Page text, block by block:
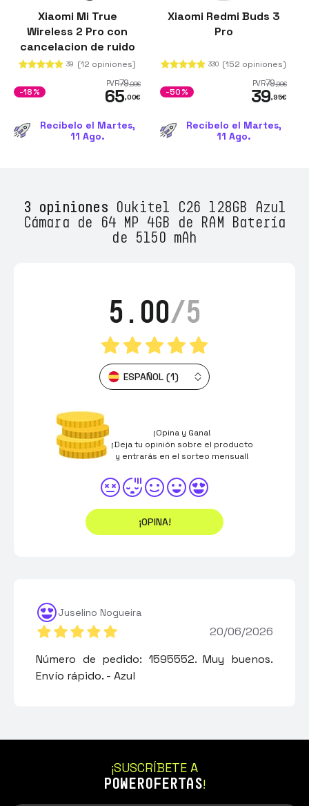
Xiaomi Mi True
Wireless 2 Pro con
cancelacion de ruido
(ANC)
39 (12 opiniones)
PVR79,00€
65,00€
-18%
Recíbelo el Martes,
11 Ago.
Xiaomi Redmi Buds 3
Pro
330 (152 opiniones)
PVR79,99€
39,95€
-50%
Recíbelo el Martes,
11 Ago.
3 opiniones Oukitel C26 128GB Azul
Cámara de 64 MP 4GB de RAM Batería
de 5150 mAh
5.00/5
ESPAÑOL (1)
¡Opina y Gana!
¡Deja tu opinión sobre el producto
y entrarás en el sorteo mensual!
¡OPINA!
Juselino Nogueira
20/06/2026
Número de pedido: 1595552. Muy buenos.
Envío rápido. - Azul
¡SUSCRÍBETE A
POWEROFERTAS!